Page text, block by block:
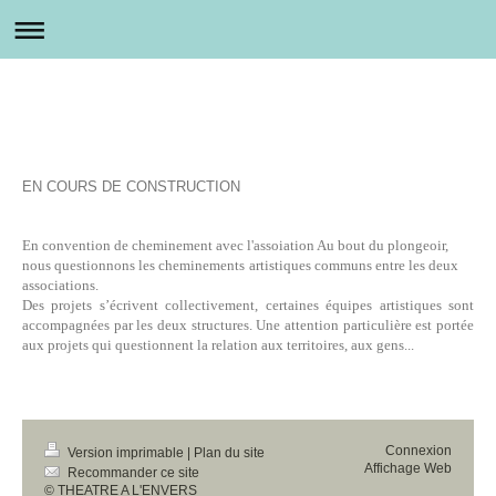
EN COURS DE CONSTRUCTION
En convention de cheminement avec l'assoiation Au bout du plongeoir,
nous questionnons les cheminements artistiques communs entre les deux
associations.
Des projets s’écrivent collectivement, certaines équipes artistiques sont
accompagnées par les deux structures. Une attention particulière est portée
aux projets qui questionnent la relation aux territoires, aux gens...
Version imprimable
Plan du site
Recommander ce site
© THEATRE A L'ENVERS
Connexion
Affichage Web